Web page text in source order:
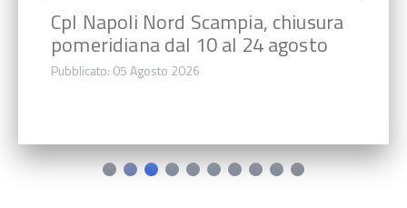
CpI Napoli Nord Scampia, chiusura
pomeridiana dal 10 al 24 agosto
Pubblicato: 05 Agosto 2026